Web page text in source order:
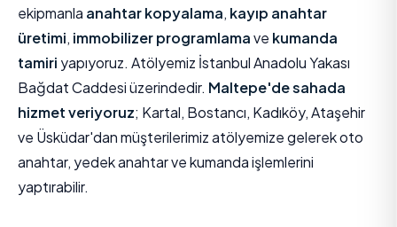
ekipmanla anahtar kopyalama, kayıp anahtar
üretimi, immobilizer programlamave kumanda
tamiri yapıyoruz. Atölyemiz İstanbul Anadolu Yakası
Bağdat Caddesi üzerindedir. Maltepe'de sahada
hizmet veriyoruz; Kartal, Bostancı, Kadıköy, Ataşehir
ve Üsküdar'dan müşterilerimiz atölyemize gelerek oto
anahtar, yedek anahtar ve kumanda işlemlerini
yaptırabilir.